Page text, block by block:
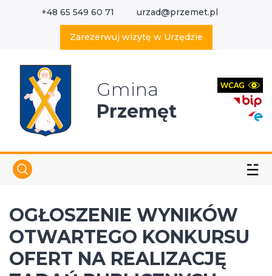
+48 65 549 60 71 urzad@przemet.pl
Zarezerwuj wizytę w Urzędzie
Gmina
Przemęt
☱
OGŁOSZENIE WYNIKÓW
OTWARTEGO KONKURSU
OFERT NA REALIZACJĘ
Wyszukaj w serwisie